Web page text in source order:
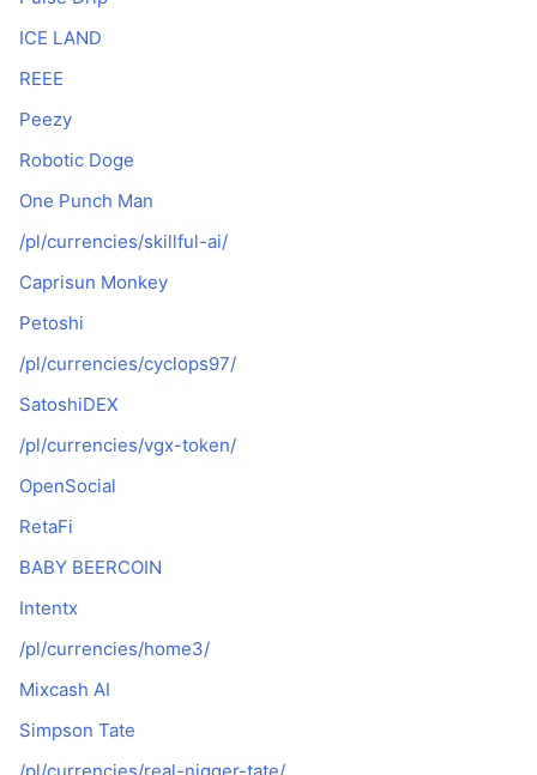
ICE LAND
REEE
Peezy
Robotic Doge
One Punch Man
/pl/currencies/skillful-ai/
Caprisun Monkey
Petoshi
/pl/currencies/cyclops97/
SatoshiDEX
/pl/currencies/vgx-token/
OpenSocial
RetaFi
BABY BEERCOIN
Intentx
/pl/currencies/home3/
Mixcash AI
Simpson Tate